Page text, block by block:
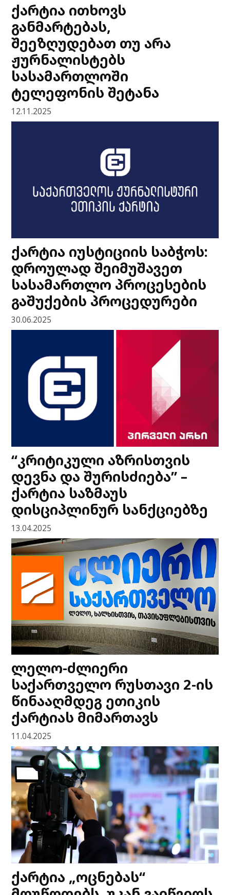
ქარტია ითხოვს
განმარტებას,
შეეზღუდებათ თუ არა
ჟურნალისტებს
სასამართლოში
ტელეფონის შეტანა
12.11.2025
ქარტია იუსტიციის საბჭოს:
დროულად შეიმუშავეთ
სასამართლო პროცესების
გაშუქების პროცედურები
30.06.2025
“კრიტიკული აზრისთვის
დევნა და შურისძიება” –
ქარტია საზმაუს
დისციპლინურ სანქციებზე
13.04.2025
ლელო-ძლიერი
საქართველო რუსთავი 2-ის
წინააღმდეგ ეთიკის
ქარტიას მიმართავს
11.04.2025
ქარტია „ოცნებას“